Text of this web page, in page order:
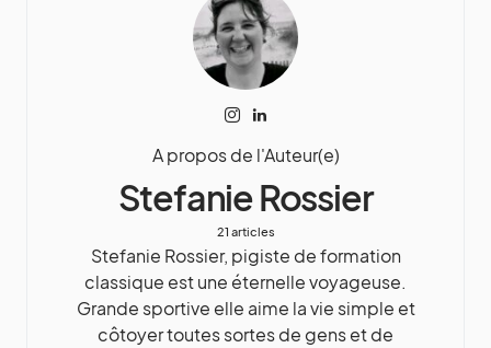
A propos de l'Auteur(e)
Stefanie Rossier
21 articles
Stefanie Rossier, pigiste de formation
classique est une éternelle voyageuse.
Grande sportive elle aime la vie simple et
côtoyer toutes sortes de gens et de